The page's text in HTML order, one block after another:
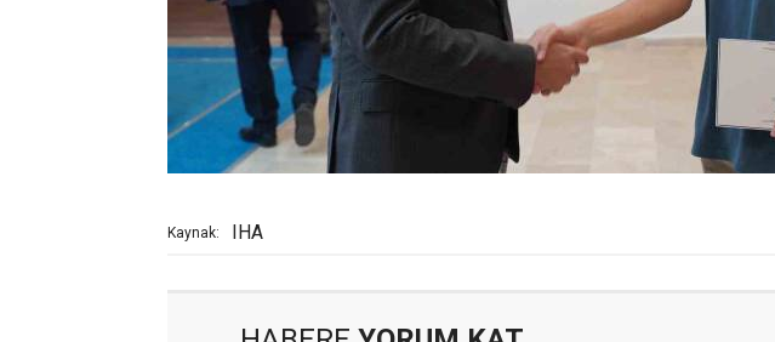
Kaynak: IHA